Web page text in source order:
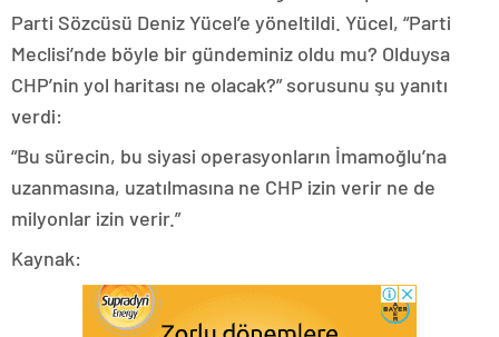
Parti Sözcüsü Deniz Yücel’e yöneltildi. Yücel, “Parti
Meclisi’nde böyle bir gündeminiz oldu mu? Olduysa
CHP’nin yol haritası ne olacak?” sorusunu şu yanıtı
verdi:
“Bu sürecin, bu siyasi operasyonların İmamoğlu’na
uzanmasına, uzatılmasına ne CHP izin verir ne de
milyonlar izin verir.”
Kaynak: